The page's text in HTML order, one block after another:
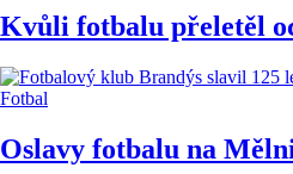
Kvůli fotbalu přeletěl
Fotbal
Oslavy fotbalu na